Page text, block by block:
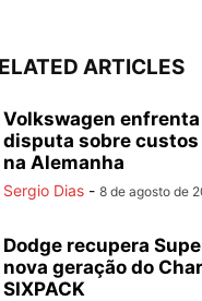
ARTICLES
Volkswagen enfrenta
disputa sobre
na Alemanha
Sergio Dias - 8 de agosto de
Dodge recupera
nova geração do
SIXPACK